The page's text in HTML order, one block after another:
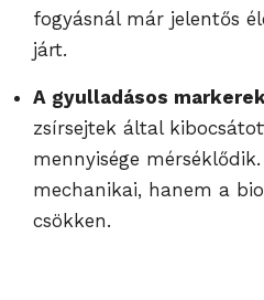
fogyásnál már jelentős
járt.
A gyulladásos
zsírsejtek által
mennyisége
mechanikai, hanem a
csökken.